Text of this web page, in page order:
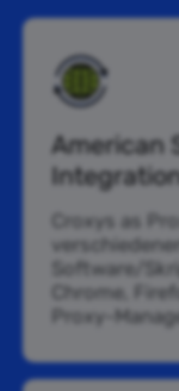
American
Croxys as
Software/
Chrome,
Proxy-